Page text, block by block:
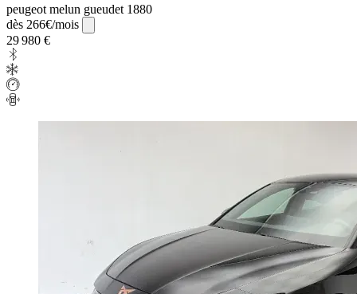
peugeot melun gueudet 1880
dès 266€/mois
29 980 €